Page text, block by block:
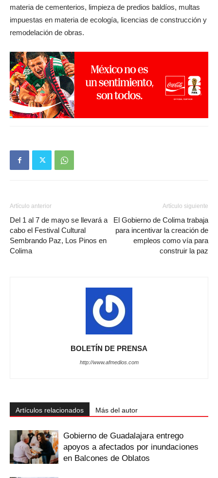
materia de cementerios, limpieza de predios baldíos, multas
impuestas en materia de ecología, licencias de construcción y
remodelación de obras.
Artículo anterior
Del 1 al 7 de mayo se llevará a
cabo el Festival Cultural
Sembrando Paz, Los Pinos en
Colima
Artículo siguiente
El Gobierno de Colima trabaja
para incentivar la creación de
empleos como vía para
construir la paz
BOLETÍN DE PRENSA
http://www.afmedios.com
Artículos relacionados Más del autor
Gobierno de Guadalajara entrego
apoyos a afectados por inundaciones
en Balcones de Oblatos